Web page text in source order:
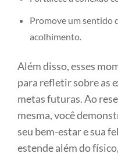
Promove um sentido
acolhimento.
Além disso, esses
para refletir sobre as
metas futuras. Ao
mesma, você
seu bem-estar e sua
estende além do